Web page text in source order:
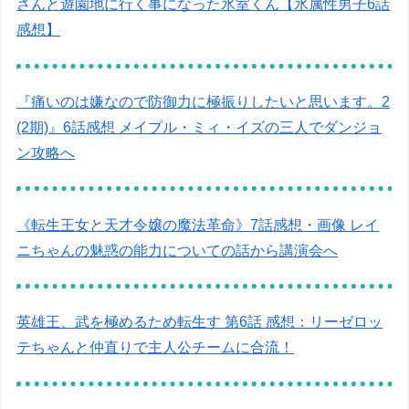
さんと遊園地に行く事になった氷室くん【氷属性男子6話
感想】
『痛いのは嫌なので防御力に極振りしたいと思います。2
(2期)』6話感想 メイプル・ミィ・イズの三人でダンジョ
ン攻略へ
《転生王女と天才令嬢の魔法革命》7話感想・画像 レイ
ニちゃんの魅惑の能力についての話から講演会へ
英雄王、武を極めるため転生す 第6話 感想：リーゼロッ
テちゃんと仲直りで主人公チームに合流！